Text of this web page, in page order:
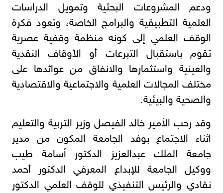
ودعم المشروعات البحثية وتمويل الدراسات
العلمية التطبيقية والبرامج الخاصة، وتعود فكرة
الوقف العلمي إلى كونه منظمة وقفية عصرية
تقوم باستقبال التبرعات أو الأوقاف النقدية
والعينية واستثمارها والانفاق من عوائدها على
مختلف المجالات العلمية والاجتماعية والاقتصادية
والصحية والبيئية.
وقد رحب الأمير خالد الفيصل وزير التربية والتعليم
اثناء الاجتماع بوفد الجامعة المكون من مدير
جامعة الملك عبدالعزيز الدكتور أسامة طيب
ووكيل الجامعة للإبداع المعرفي الدكتور أحمد
نقادي والرئيس التنفيذي للوقف العلمي الدكتور